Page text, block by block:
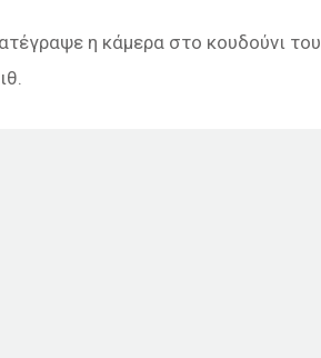
η κάμερα στο κουδούνι του